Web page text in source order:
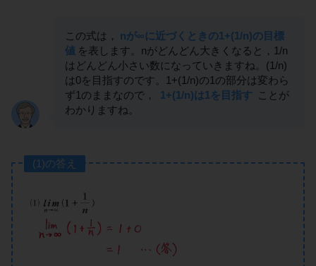
この式は，
nが∞に近づくときの1+(1/n)の目標
値
を表します。nがどんどん大きくなると，1/n
はどんどん小さい数になっていきますね。(1/n)
は0を目指すのです。1+(1/n)の1の部分は変わら
ず1のままなので，
1+(1/n)は1を目指す ことが
わかりますね。
(1)の答え